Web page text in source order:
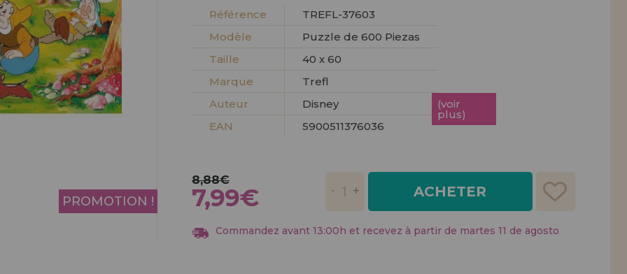
DISTRIBUTEUR
Référence
TREFL-37603
Modèle
Puzzle de 600 Piezas
Taille
40 x 60
Marque
Trefl
Auteur
Disney (voir
plus)
EAN
5900511376036
PROMOTION !
8,88€
7,99€ ACHETER
Commandez avant 13:00h et recevez à partir de martes 11 de agosto